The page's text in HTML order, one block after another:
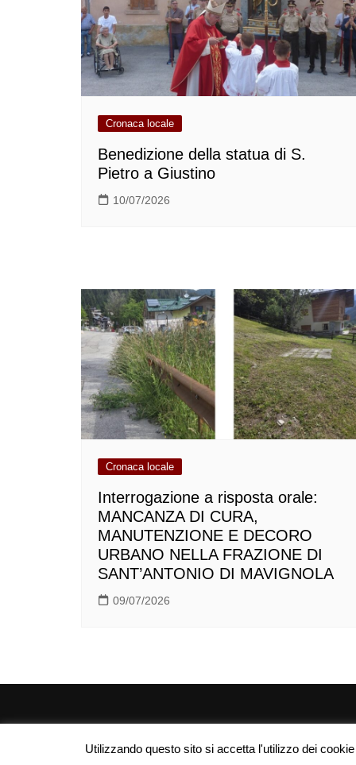
Cronaca locale
Benedizione della statua di S.
Pietro a Giustino
10/07/2026
Cronaca locale
Interrogazione a risposta orale:
MANCANZA DI CURA,
MANUTENZIONE E DECORO
URBANO NELLA FRAZIONE DI
SANT’ANTONIO DI MAVIGNOLA
09/07/2026
| Campanedipinzolo.it - Webmaster: Marco
Utilizzando questo sito si accetta l'utilizzo dei